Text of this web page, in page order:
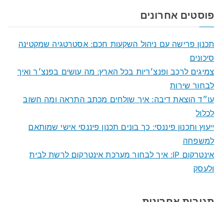
פוסטים אחרונים
תכנון פרישה עם ניהול השקעות חכם: אסטרטגיה שמקטינה
סיכונים
צמיגים לרכב ופנצ׳ריות בכל הארץ: מה עושים בפנצ׳ר ואיך
לבחור שירות
עו״ד הוצאת דיבה: איך שולחים מכתב התראה ומה חשוב
לכלול
ייעוץ ותכנון פיננסי: כך בונים תכנון פיננסי אישי שמותאם
למשפחה
אינטרקום IP: איך לבחור מערכת אינטרקום לרשת לבית
ולעסק